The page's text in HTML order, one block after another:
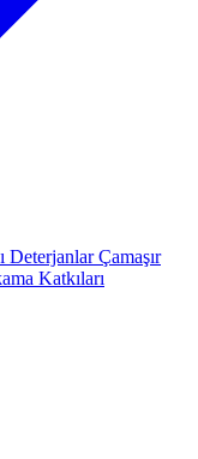
DeterjanlarÇamaşır
Katkıları